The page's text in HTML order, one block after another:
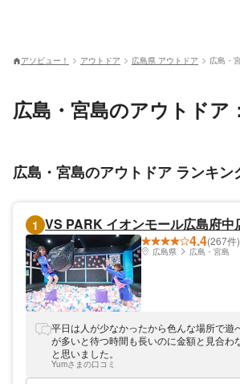
アソビュー！ アウトドア 広島県 アウトドア 広島・
広島・宮島のアウトドア
広島・宮島のアウトドア ランキン
1 VS PARK イオンモール広島府中
4.4(267件)
広島県 広島・宮島
平日は人が少なかったから色んな場所で遊
が多いと待つ時間も長いのに金額と見合わ
と思いました。
Yumさまの口コミ